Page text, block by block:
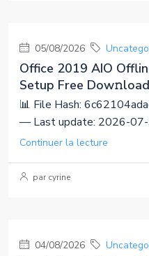
05/08/2026
Office 2019 AIO
Setup Frее
📊 File Hash:
— Last update: 2026-07-
Continuer la lecture
par cyrine
04/08/2026